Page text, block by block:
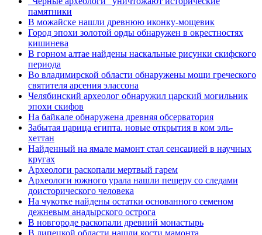
памятники
В можайске нашли древнюю иконку-мощевик
Город эпохи золотой орды обнаружен в окрестностях
кишинева
В горном алтае найдены наскальные рисунки скифского
периода
Во владимирской области обнаружены мощи греческого
святителя арсения элассона
Челябинский археолог обнаружил царский могильник
эпохи скифов
На байкале обнаружена древняя обсерватория
Забытая царица египта. новые открытия в ком эль-
хеттан
Найденный на ямале мамонт стал сенсацией в научных
кругах
Археологи раскопали мертвый гарем
Археологи южного урала нашли пещеру со следами
доисторического человека
На чукотке найдены остатки основанного семеном
дежневым анадырского острога
В новгороде раскопали древний монастырь
В липецкой области нашли кости мамонта